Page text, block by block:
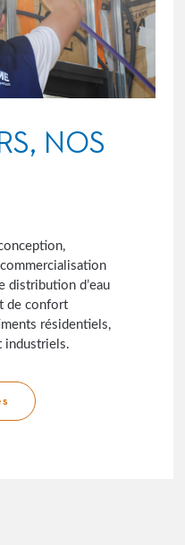
NOS
distribution d’eau
de confort
résidentiels,
industriels.